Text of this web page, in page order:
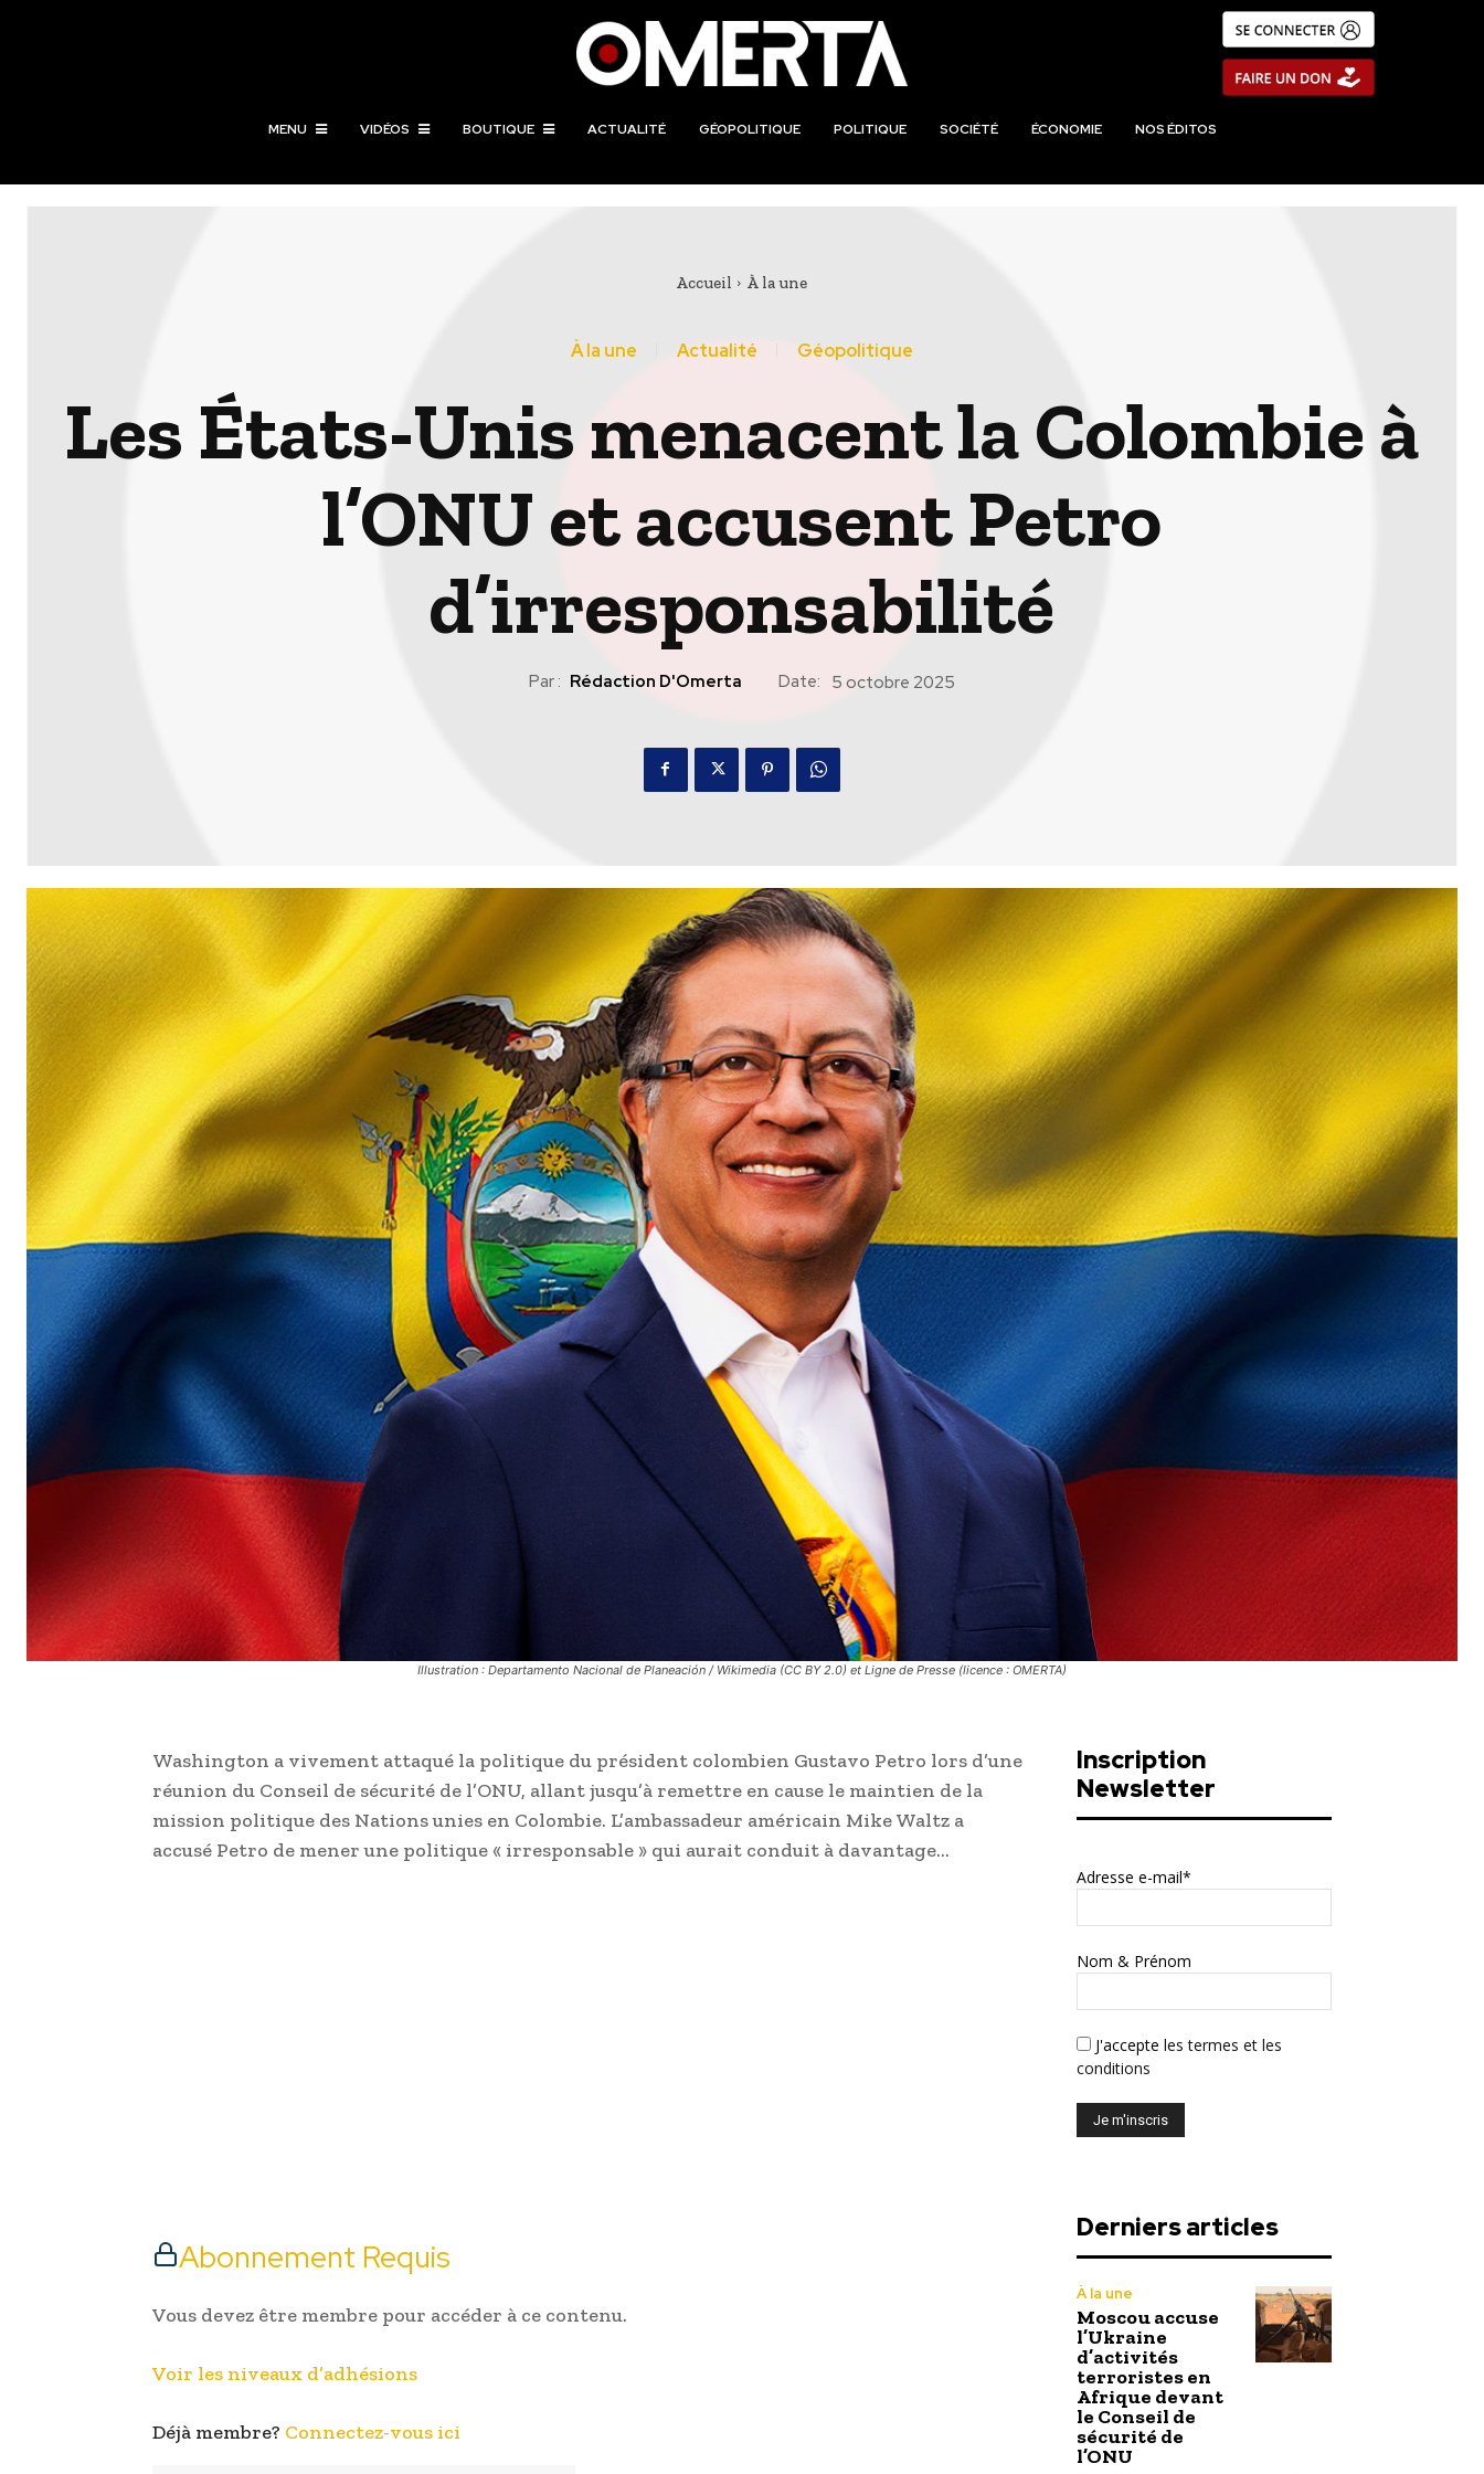
MENU VIDÉOS BOUTIQUE ACTUALITÉ GÉOPOLITIQUE POLITIQUE SOCIÉTÉ ÉCONOMIE NOS ÉDITOS
Accueil À la une
À la une Actualité Géopolitique
Les États-Unis menacent la Colombie à
l’ONU et accusent Petro
d’irresponsabilité
Par : Rédaction D'Omerta Date: 5 octobre 2025
Illustration : Departamento Nacional de Planeación / Wikimedia (CC BY 2.0) et Ligne de Presse (licence : OMERTA)
Washington a vivement attaqué la politique du président colombien Gustavo Petro lors d’une
réunion du Conseil de sécurité de l’ONU, allant jusqu’à remettre en cause le maintien de la
mission politique des Nations unies en Colombie. L’ambassadeur américain Mike Waltz a
accusé Petro de mener une politique « irresponsable » qui aurait conduit à davantage…
Abonnement Requis
Vous devez être membre pour accéder à ce contenu.
Voir les niveaux d’adhésions
Déjà membre? Connectez-vous ici
Inscription
Newsletter
Adresse e-mail*
Nom & Prénom
J'accepte les termes et les
conditions
Derniers articles
À la une
Moscou accuse
l’Ukraine
d’activités
terroristes en
Afrique devant
le Conseil de
sécurité de
l’ONU